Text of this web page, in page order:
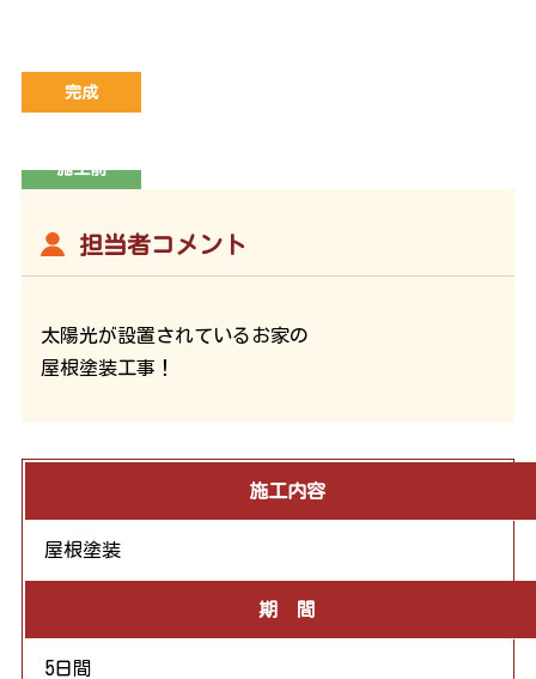
完成
施工前
担当者コメント
太陽光が設置されているお家の
屋根塗装工事！
施工内容
屋根塗装
期 間
5日間